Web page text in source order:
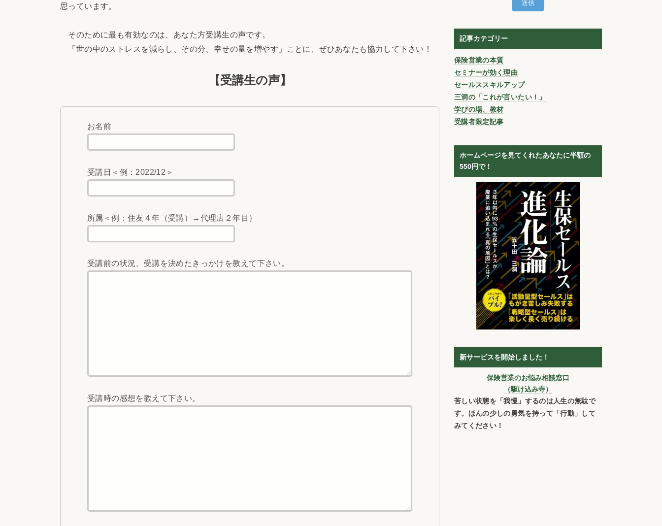
思っています。
そのために最も有効なのは、あなた方受講生の声です。
「世の中のストレスを減らし、その分、幸せの量を増やす」ことに、ぜひあなたも協力して下さい！
【受講生の声】
お名前
受講日＜例：2022/12＞
所属＜例：住友４年（受講）→代理店２年目）
受講前の状況、受講を決めたきっかけを教えて下さい。
受講時の感想を教えて下さい。
記事カテゴリー
保険営業の本質
セミナーが効く理由
セールススキルアップ
三洞の「これが言いたい！」
学びの場、教材
受講者限定記事
ホームページを見てくれたあなたに半額の
550円で！
新サービスを開始しました！
保険営業のお悩み相談窓口
（駆け込み寺）
苦しい状態を「我慢」するのは人生の無駄で
す。ほんの少しの勇気を持って「行動」して
みてください！